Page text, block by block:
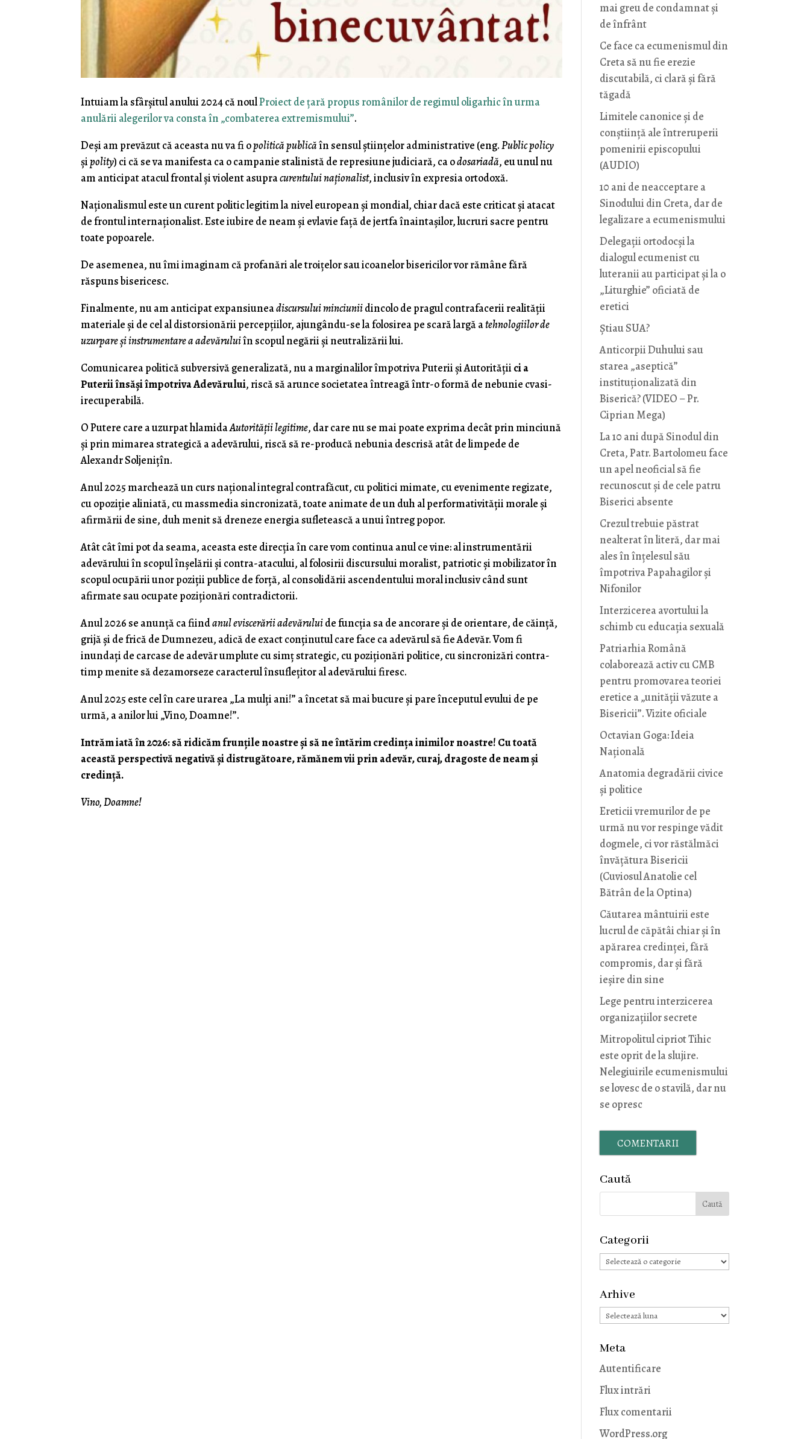
Intuiam la sfârșitul anului 2024 că noulProiect de țară propus românilor de regimul oligarhic în urma
anulării alegerilor va consta în „combaterea extremismului”.
Deși am prevăzut că aceasta nu va fi opolitică publicăîn sensul științelor administrative (eng.Public policy
șipolity) ci că se va manifesta ca o campanie stalinistă de represiune judiciară, ca odosariadă, eu unul nu
am anticipat atacul frontal și violent asupracurentului naționalist, inclusiv în expresia ortodoxă.
Naționalismul este un curent politic legitim la nivel european și mondial, chiar dacă este criticat și atacat
de frontul internaționalist. Este iubire de neam și evlavie față de jertfa înaintașilor, lucruri sacre pentru
toate popoarele.
De asemenea, nu îmi imaginam că profanări ale troițelor sau icoanelor bisericilor vor rămâne fără
răspuns bisericesc.
Finalmente, nu am anticipat expansiuneadiscursului minciuniidincolo de pragul contrafacerii realității
materiale și de cel al distorsionării percepțiilor, ajungându-se la folosirea pe scară largă atehnologiilor de
uzurpare și instrumentare a adevăruluiîn scopul negării și neutralizării lui.
Comunicarea politică subversivă generalizată, nu a marginalilor împotriva Puterii și Autorității ci a
Puterii însăși împotriva Adevărului, riscă să arunce societatea întreagă într-o formă de nebunie cvasi-
irecuperabilă.
O Putere care a uzurpat hlamidaAutorității legitime, dar care nu se mai poate exprima decât prin minciună
și prin mimarea strategică a adevărului, riscă să re-producă nebunia descrisă atât de limpede de
Alexandr Soljenițîn.
Anul 2025 marchează un curs național integral contrafăcut, cu politici mimate, cu evenimente regizate,
cu opoziție aliniată, cu massmedia sincronizată, toate animate de un duh al performativității morale și
afirmării de sine, duh menit să dreneze energia sufletească a unui întreg popor.
Atât cât îmi pot da seama, aceasta este direcția în care vom continua anul ce vine: al instrumentării
adevărului în scopul înșelării și contra-atacului, al folosirii discursului moralist, patriotic și mobilizator în
scopul ocupării unor poziții publice de forță, al consolidării ascendentului moral inclusiv când sunt
afirmate sau ocupate poziționări contradictorii.
Anul 2026 se anunță ca fiindanul eviscerării adevăruluide funcția sa de ancorare și de orientare, de căință,
grijă și de frică de Dumnezeu, adică de exact conținutul care face ca adevărul să fie Adevăr. Vom fi
inundați de carcase de adevăr umplute cu simț strategic, cu poziționări politice, cu sincronizări contra-
timp menite să dezamorseze caracterul însuflețitor al adevărului firesc.
Anul 2025 este cel în care urarea „La mulți ani!” a încetat să mai bucure și pare începutul evului de pe
urmă, a anilor lui „Vino, Doamne!”.
Intrăm iată în 2026: să ridicăm frunțile noastre și să ne întărim credința inimilor noastre! Cu toată
această perspectivă negativă și distrugătoare, rămănem vii prin adevăr, curaj, dragoste de neam și
credință.
Vino, Doamne!
mai greu de condamnat și
de înfrânt
Ce face ca ecumenismul din
Creta să nu fie erezie
discutabilă, ci clară și fără
tăgadă
Limitele canonice și de
conștiință ale întreruperii
pomenirii episcopului
(AUDIO)
10 ani de neacceptare a
Sinodului din Creta, dar de
legalizare a ecumenismului
Delegații ortodocși la
dialogul ecumenist cu
luteranii au participat și la o
„Liturghie” oficiată de
eretici
Știau SUA?
Anticorpii Duhului sau
starea „aseptică”
instituționalizată din
Biserică? (VIDEO – Pr.
Ciprian Mega)
La 10 ani după Sinodul din
Creta, Patr. Bartolomeu face
un apel neoficial să fie
recunoscut și de cele patru
Biserici absente
Crezul trebuie păstrat
nealterat în literă, dar mai
ales în înțelesul său
împotriva Papahagilor și
Nifonilor
Interzicerea avortului la
schimb cu educaţia sexuală
Patriarhia Română
colaborează activ cu CMB
pentru promovarea teoriei
eretice a „unității văzute a
Bisericii”. Vizite oficiale
Octavian Goga: Ideia
Naţională
Anatomia degradării civice
și politice
Ereticii vremurilor de pe
urmă nu vor respinge vădit
dogmele, ci vor răstălmăci
învățătura Bisericii
(Cuviosul Anatolie cel
Bătrân de la Optina)
Căutarea mântuirii este
lucrul de căpătâi chiar și în
apărarea credinței, fără
compromis, dar și fără
ieșire din sine
Lege pentru interzicerea
organizaţiilor secrete
Mitropolitul cipriot Tihic
este oprit de la slujire.
Nelegiuirile ecumenismului
se lovesc de o stavilă, dar nu
se opresc
COMENTARII
Caută
Categorii
Categorii
Arhive
Arhive
Meta
Autentificare
Flux intrări
Flux comentarii
WordPress.org